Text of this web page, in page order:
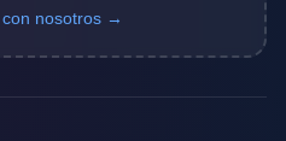
con nosotros →